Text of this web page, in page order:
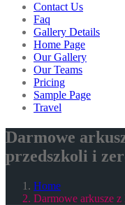
Contact Us
Faq
Gallery Details
Home Page
Our Gallery
Our Teams
Pricing
Sample Page
Travel
Darmowe
przedszkoli i
Home
Darmowe arkusze